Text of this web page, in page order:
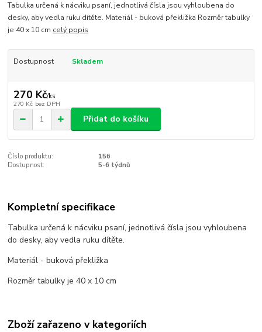
Tabulka určená k nácviku psaní, jednotlivá čísla jsou vyhloubena do
desky, aby vedla ruku dítěte. Materiál - buková překližka Rozměr tabulky
je 40 x 10 cm celý popis
Dostupnost Skladem
270 Kč/ks
270 Kč bez DPH
Přidat do košíku
Číslo produktu:
156
Dostupnost:
5-6 týdnů
Kompletní specifikace
Tabulka určená k nácviku psaní, jednotlivá čísla jsou vyhloubena
do desky, aby vedla ruku dítěte.
Materiál - buková překližka
Rozměr tabulky je 40 x 10 cm
Zboží zařazeno v kategoriích